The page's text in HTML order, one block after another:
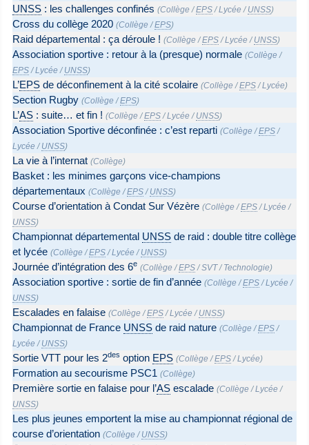
UNSS : les challenges confinés (Collège /EPS /Lycée / UNSS)
Cross du collège 2020 (Collège /EPS)
Raid départemental : ça déroule ! (Collège /EPS /Lycée / UNSS)
Association sportive : retour à la (presque) normale (Collège /
EPS /Lycée / UNSS)
L’EPS de déconfinement à la cité scolaire (Collège /EPS /Lycée)
Section Rugby (Collège /EPS)
L’AS : suite… et fin ! (Collège /EPS /Lycée / UNSS)
Association Sportive déconfinée : c’est reparti (Collège /EPS /
Lycée / UNSS)
La vie à l’internat (Collège)
Basket : les minimes garçons vice-champions
départementaux (Collège /EPS / UNSS)
Course d’orientation à Condat Sur Vézère (Collège /EPS /Lycée /
UNSS)
Championnat départemental UNSS de raid : double titre collège
et lycée (Collège /EPS /Lycée / UNSS)
Journée d’intégration des 6e (Collège /EPS /SVT/ Technologie)
Association sportive : sortie de fin d’année (Collège /EPS /Lycée /
UNSS)
Escalades en falaise (Collège /EPS /Lycée / UNSS)
Championnat de France UNSS de raid nature (Collège /EPS /
Lycée / UNSS)
Sortie VTT pour les 2des option EPS (Collège /EPS /Lycée)
Formation au secourisme PSC1 (Collège)
Première sortie en falaise pour l’AS escalade (Collège /Lycée /
UNSS)
Les plus jeunes emportent la mise au championnat régional de
course d’orientation (Collège / UNSS)